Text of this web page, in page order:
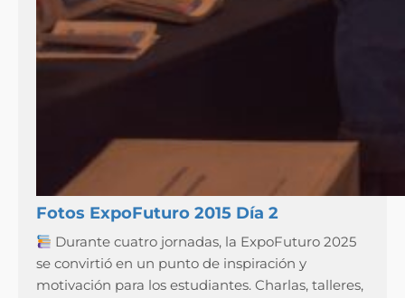
Fotos ExpoFuturo 2015 Día 2
Durante cuatro jornadas, la ExpoFuturo 2025
se convirtió en un punto de inspiración y
motivación para los estudiantes. Charlas, talleres,